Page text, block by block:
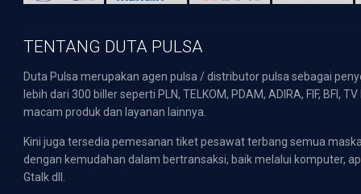
TENTANG DUTA PULSA
Duta Pulsa merupakan agen pulsa / distributor pulsa sebagai
lebih dari 300 biller seperti PLN, TELKOM, PDAM, ADIRA, FIF,
macam produk dan layanan lainnya.
Kini juga tersedia pemesanan tiket pesawat terbang semua
dengan kemudahan dalam bertransaksi, baik melalui komputer,
Gtalk dll.